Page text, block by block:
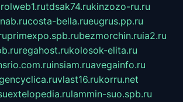
tdsak74.rukinzozo-ru.ru
costa-bella.rueugrus.pp.ru
primexpo.spb.rubezmorchin.ruia2.ru
regahost.rukolosok-elita.ru
insiam.ruavegainfo.ru
vlast16.rukorru.net
extelopedia.rulammin-suo.spb.ru